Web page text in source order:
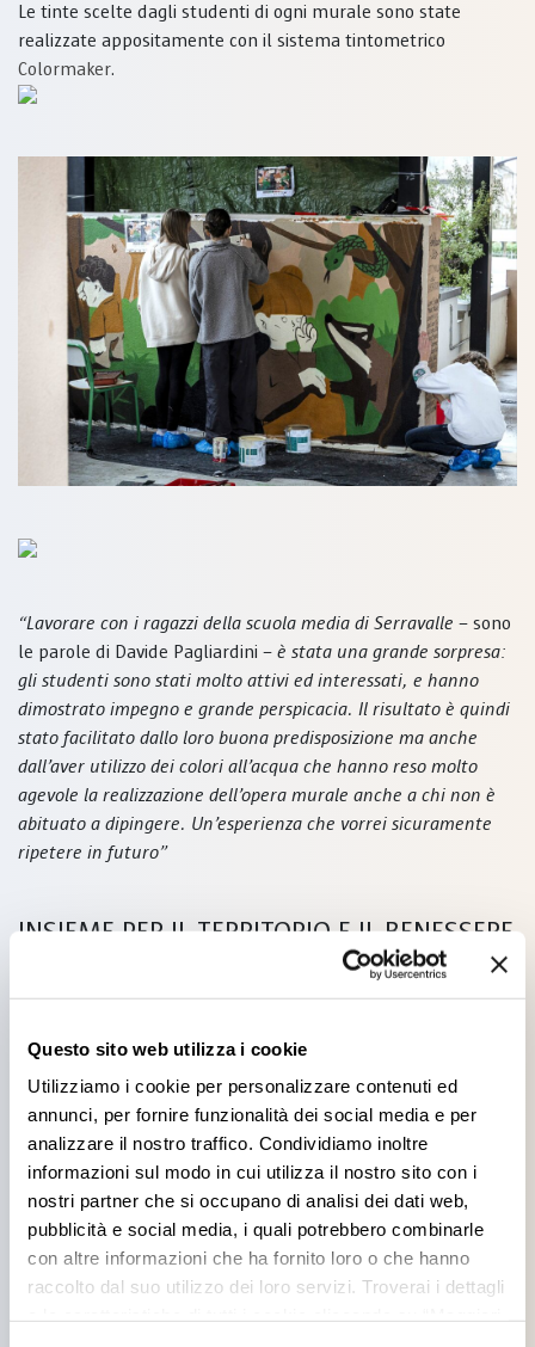
Questo sito web utilizza i cookie
Utilizziamo i cookie per personalizzare contenuti ed
annunci, per fornire funzionalità dei social media e per
analizzare il nostro traffico. Condividiamo inoltre
informazioni sul modo in cui utilizza il nostro sito con i
nostri partner che si occupano di analisi dei dati web,
pubblicità e social media, i quali potrebbero combinarle
con altre informazioni che ha fornito loro o che hanno
raccolto dal suo utilizzo dei loro servizi. Troverai i dettagli
Le tinte scelte dagli studenti di ogni murale sono state
realizzate appositamente con il sistema tintometrico
Colormaker.
“Lavorare con i ragazzi della scuola media di Serravalle – sono
le parole di Davide Pagliardini – è stata una grande sorpresa:
gli studenti sono stati molto attivi ed interessati, e hanno
dimostrato impegno e grande perspicacia. Il risultato è quindi
stato facilitato dallo loro buona predisposizione ma anche
dall’aver utilizzo dei colori all’acqua che hanno reso molto
agevole la realizzazione dell’opera murale anche a chi non è
abituato a dipingere. Un’esperienza che vorrei sicuramente
ripetere in futuro”
INSIEME PER IL TERRITORIO E IL BENESSERE
murale può vantare un indubbio valore civico.
I murales sono infatti il risultato dell’impegno di una società
che si prende cura dei propri spazi urbani e del proprio
bene comune.
RIGENERAZIONE DEGLI SPAZI: continua il
percorso di ricerca #colorthinking